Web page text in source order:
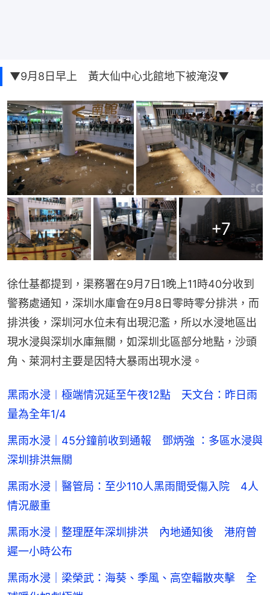
▼9月8日早上 黃大仙中心北館地下被淹沒▼
+7
徐仕基都提到，渠務署在9月7日1晚上11時40分收到
警務處通知，深圳水庫會在9月8日零時零分排洪，而
排洪後，深圳河水位未有出現氾濫，所以水浸地區出
現水浸與深圳水庫無關，如深圳北區部分地點，沙頭
角、萊洞村主要是因特大暴雨出現水浸。
黑雨水浸︱極端情況延至午夜12點 天文台：昨日雨
量為全年1/4
黑雨水浸｜45分鐘前收到通報 鄧炳強 ：多區水浸與
深圳排洪無關
黑雨水浸｜醫管局：至少110人黑雨間受傷入院 4人
情況嚴重
黑雨水浸｜整理歷年深圳排洪 內地通知後 港府曾
遲一小時公布
黑雨水浸｜梁榮武：海葵、季風、高空輻散夾擊 全